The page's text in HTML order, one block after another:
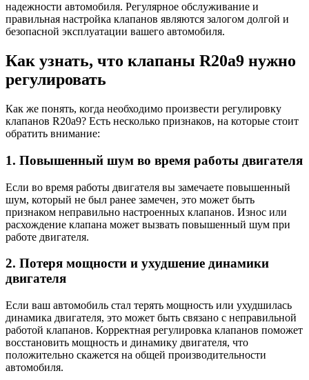
надежности автомобиля. Регулярное обслуживание и
правильная настройка клапанов являются залогом долгой и
безопасной эксплуатации вашего автомобиля.
Как узнать, что клапаны R20a9 нужно
регулировать
Как же понять, когда необходимо произвести регулировку
клапанов R20a9? Есть несколько признаков, на которые стоит
обратить внимание:
1. Повышенный шум во время работы двигателя
Если во время работы двигателя вы замечаете повышенный
шум, который не был ранее замечен, это может быть
признаком неправильно настроенных клапанов. Износ или
расхождение клапана может вызвать повышенный шум при
работе двигателя.
2. Потеря мощности и ухудшение динамики
двигателя
Если ваш автомобиль стал терять мощность или ухудшилась
динамика двигателя, это может быть связано с неправильной
работой клапанов. Корректная регулировка клапанов поможет
восстановить мощность и динамику двигателя, что
положительно скажется на общей производительности
автомобиля.